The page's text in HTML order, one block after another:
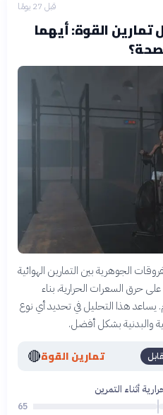
قبل 27 يومًا
تمارين القوة: أيهما
الجوهرية بين التمارين الهوائية
حرق السعرات الحرارية، بناء
يساعد هذا التحليل في تحديد أي نوع
والبدنية بشكل أفضل.
تمارين القوة🔴
أثناء التمرين
65